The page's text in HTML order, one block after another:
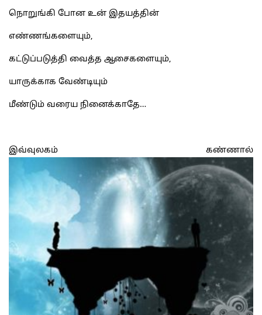
நொறுங்கி போன உன் இதயத்தின்
எண்ணங்களையும்,
கட்டுப்படுத்தி வைத்த ஆசைகளையும்,
யாருக்காக வேண்டியும்
மீண்டும் வரைய நினைக்காதே…
இவ்வுலகம் கண்ணால்